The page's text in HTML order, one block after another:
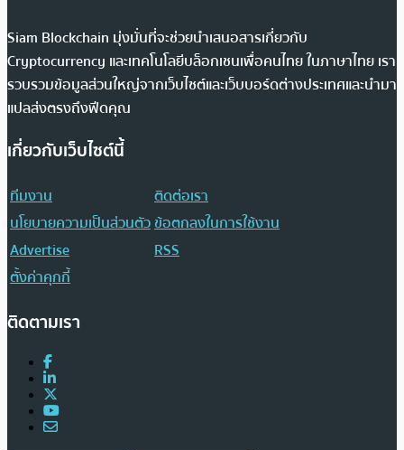
Siam Blockchain มุ่งมั่นที่จะช่วยนำเสนอสารเกี่ยวกับ
Cryptocurrency และเทคโนโลยีบล็อกเชนเพื่อคนไทย ในภาษาไทย เรา
รวบรวมข้อมูลส่วนใหญ่จากเว็บไซต์และเว็บบอร์ดต่างประเทศและนำมา
แปลส่งตรงถึงฟีดคุณ
เกี่ยวกับเว็บไซต์นี้
ทีมงาน
ติดต่อเรา
นโยบายความเป็นส่วนตัวข้อตกลงในการใช้งาน
Advertise
RSS
ตั้งค่าคุกกี้
ติดตามเรา